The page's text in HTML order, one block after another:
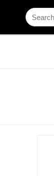
Search
for: